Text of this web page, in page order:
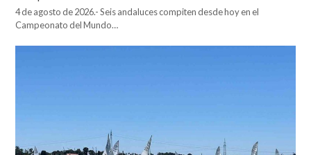
4 de agosto de 2026.- Seis andaluces compiten desde hoy en el
Campeonato del Mundo…